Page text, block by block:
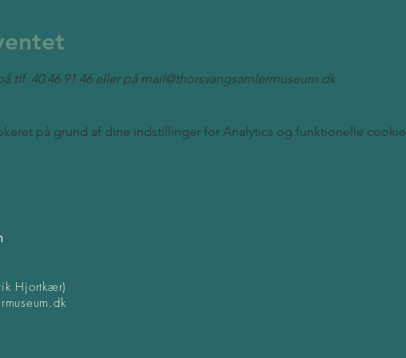
tlf. 40 46 91 46 eller på mail@thorsvangsamlermuseum.dk
på grund af dine indstillinger for Analytics og funktionelle
Hjortkær)
um.dk